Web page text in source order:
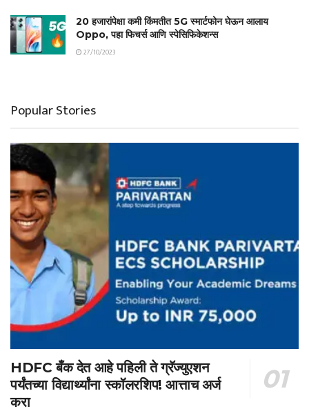
20 हजारांपेक्षा कमी किंमतीत 5G स्मार्टफोन घेऊन आलाय
Oppo, पहा फिचर्स आणि स्पेसिफिकेशन्स
27/10/2023
Popular Stories
HDFC बँक देत आहे पहिली ते ग्रॅज्युएशन
पर्यंतच्या विद्यार्थ्यांना स्कॉलरशिप! आत्ताच अर्ज
करा